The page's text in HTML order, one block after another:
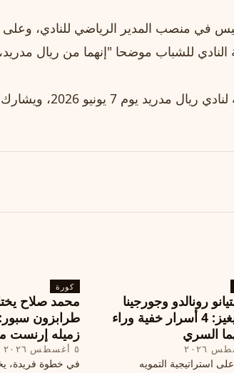
في منصب المدير الرياضي للنادي، وعلى
للشباب موضحا "إنهما من ريال مدريد،
ومن المقرر أن تجري الانتخابات
رونالدو وجورجينا
رودريغيز: 4 أسرار خفية وراء
السري
استراتيجية التمويه
كورة
طرابزون
زميله إرنست
٥ أغسطس ٢٠٢٦
في خطوة فريدة،